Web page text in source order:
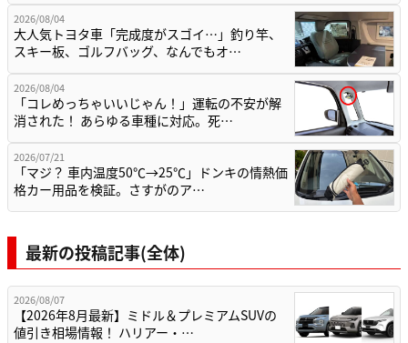
2026/08/04
大人気トヨタ車「完成度がスゴイ…」釣り竿、
スキー板、ゴルフバッグ、なんでもオ…
2026/08/04
「コレめっちゃいいじゃん！」運転の不安が解
消された！ あらゆる車種に対応。死…
2026/07/21
「マジ？ 車内温度50℃→25℃」ドンキの情熱価
格カー用品を検証。さすがのア…
最新の投稿記事(全体)
2026/08/07
【2026年8月最新】ミドル＆プレミアムSUVの
値引き相場情報！ ハリアー・…